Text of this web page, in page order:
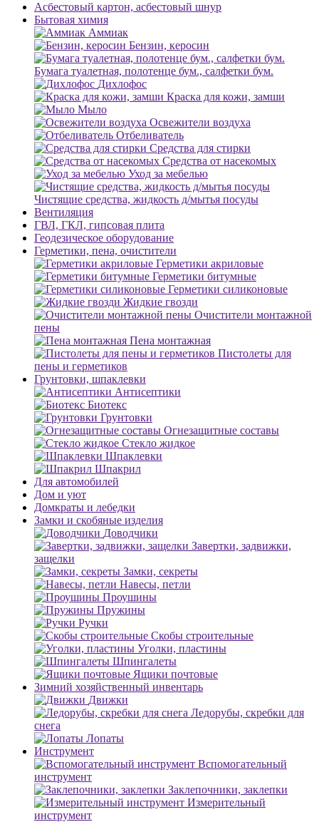
Асбестовый картон, асбестовый шнур
Бытовая химия
Аммиак
Бензин, керосин
Бумага туалетная, полотенце бум., салфетки бум.
Дихлофос
Краска для кожи, замши
Мыло
Освежители воздуха
Отбеливатель
Средства для стирки
Средства от насекомых
Уход за мебелью
Чистящие средства, жидкость д/мытья посуды
Вентиляция
ГВЛ, ГКЛ, гипсовая плита
Геодезическое оборудование
Герметики, пена, очистители
Герметики акриловые
Герметики битумные
Герметики силиконовые
Жидкие гвозди
Очистители монтажной
пены
Пена монтажная
Пистолеты для
пены и герметиков
Грунтовки, шпаклевки
Антисептики
Биотекс
Грунтовки
Огнезащитные составы
Стекло жидкое
Шпаклевки
Шпакрил
Для автомобилей
Дом и уют
Домкраты и лебедки
Замки и скобяные изделия
Доводчики
Завертки, задвижки,
защелки
Замки, секреты
Навесы, петли
Проушины
Пружины
Ручки
Скобы строительные
Уголки, пластины
Шпингалеты
Ящики почтовые
Зимний хозяйственный инвентарь
Движки
Ледорубы, скребки для
снега
Лопаты
Инструмент
Вспомогательный
инструмент
Заклепочники, заклепки
Измерительный
инструмент